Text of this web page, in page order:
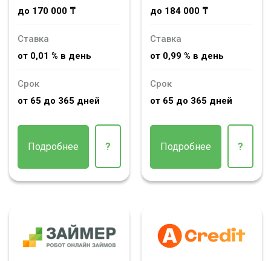
до 170 000 ₸
Ставка
от 0,01 % в день
Срок
от 65 до 365 дней
Подробнее ?
до 184 000 ₸
Ставка
от 0,99 % в день
Срок
от 65 до 365 дней
Подробнее ?